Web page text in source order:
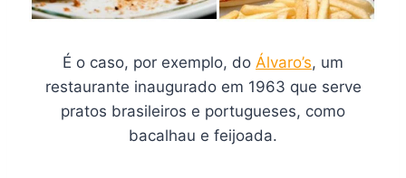
É o caso, por exemplo, do Álvaro’s, um
restaurante inaugurado em 1963 que serve
pratos brasileiros e portugueses, como
bacalhau e feijoada.